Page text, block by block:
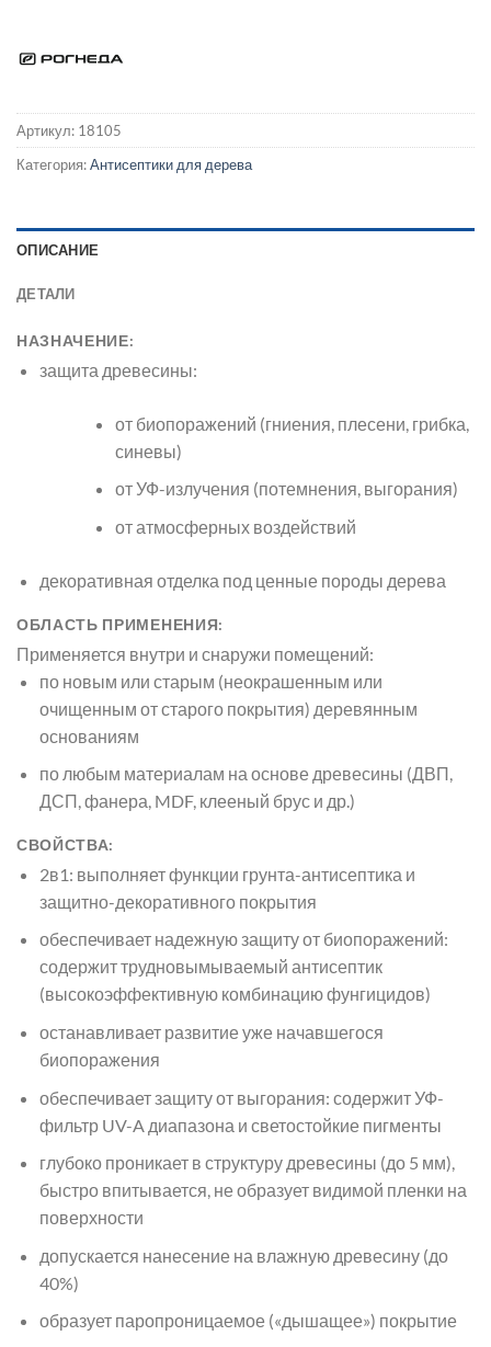
Артикул: 18105
Категория:Антисептики для дерева
ОПИСАНИЕ
ДЕТАЛИ
НАЗНАЧЕНИЕ:
защита древесины:
от биопоражений (гниения, плесени, грибка,
синевы)
от УФ-излучения (потемнения, выгорания)
от атмосферных воздействий
декоративная отделка под ценные породы дерева
ОБЛАСТЬ ПРИМЕНЕНИЯ:
Применяется внутри и снаружи помещений:
по новым или старым (неокрашенным или
очищенным от старого покрытия) деревянным
основаниям
по любым материалам на основе древесины (ДВП,
ДСП, фанера, MDF, клееный брус и др.)
СВОЙСТВА:
2в1: выполняет функции грунта-антисептика и
защитно-декоративного покрытия
обеспечивает надежную защиту от биопоражений:
содержит трудновымываемый антисептик
(высокоэффективную комбинацию фунгицидов)
останавливает развитие уже начавшегося
биопоражения
обеспечивает защиту от выгорания: содержит УФ-
фильтр UV-A диапазона и светостойкие пигменты
глубоко проникает в структуру древесины (до 5 мм),
быстро впитывается, не образует видимой пленки на
поверхности
допускается нанесение на влажную древесину (до
40%)
образует паропроницаемое («дышащее») покрытие